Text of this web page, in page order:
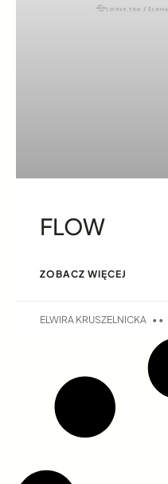
FLOW
ZOBACZ WIĘCEJ
ELWIRA KRUSZELNICKA